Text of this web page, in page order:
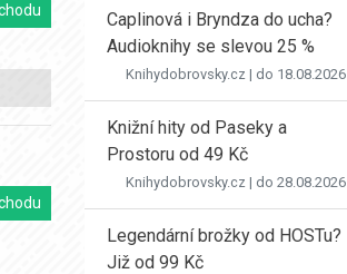
Caplinová i Bryndza do ucha?
Audioknihy se slevou 25 %
Knihydobrovsky.cz | do 18.08.2026
Knižní hity od Paseky a
Prostoru od 49 Kč
Knihydobrovsky.cz | do 28.08.2026
Legendární brožky od HOSTu?
Již od 99 Kč